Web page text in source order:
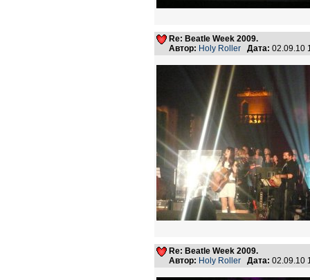
Re: Beatle Week 2009.
Автор: Holy Roller Дата:
Re: Beatle Week 2009.
Автор: Holy Roller Дата: